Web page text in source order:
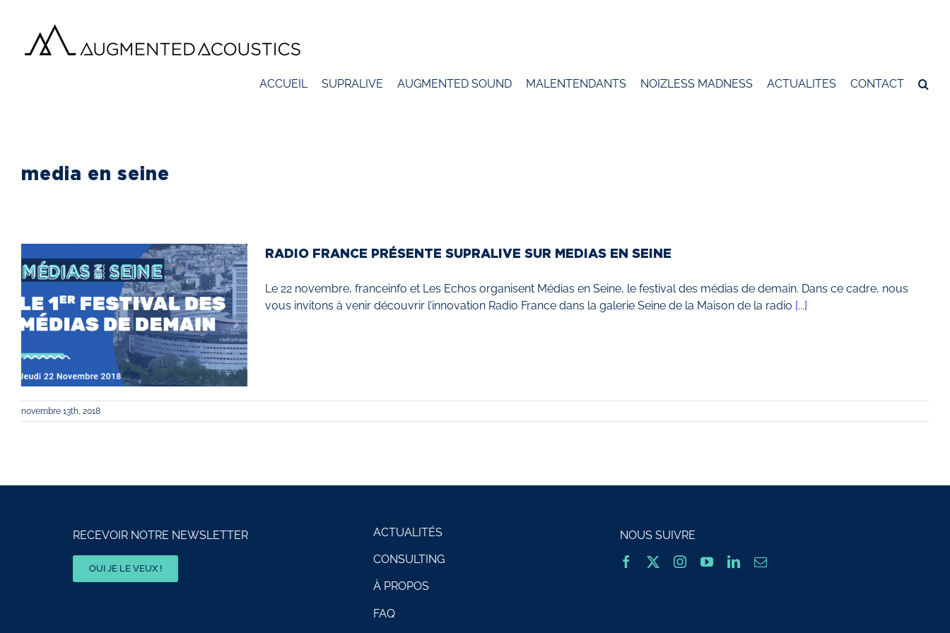
contenu
ACCUEIL SUPRALIVE AUGMENTED SOUND MALENTENDANTS NOIZLESS MADNESS ACTUALITES CONTACT
media en seine
RADIO FRANCE PRÉSENTE SUPRALIVE SUR MEDIAS EN SEINE
Le 22 novembre, franceinfo et Les Echos organisent Médias en Seine, le festival des médias de demain. Dans ce cadre, nous
vous invitons à venir découvrir l’innovation Radio France dans la galerie Seine de la Maison de la radio [...]
novembre 13th, 2018
RECEVOIR NOTRE NEWSLETTER
OUI JE LE VEUX !
ACTUALITÉS
CONSULTING
À PROPOS
FAQ
NOUS SUIVRE